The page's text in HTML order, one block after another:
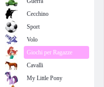
Cecchino
Sport
Volo
Giochi per Ragazze
Cavalli
My Little Pony